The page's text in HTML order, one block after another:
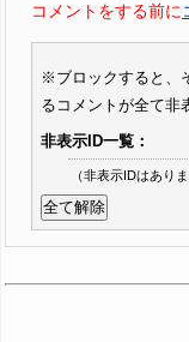
コメントをする前に
※ブロックすると、
るコメントが全て非
非表示ID一覧：
（非表示IDはありま
全て解除